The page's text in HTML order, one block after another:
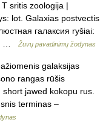
sritis zoologija |
lot. Galaxias postvectis
галаксия ryšiai:
…
Žuvų pavadinimų žodynas
galaksijas
rangas rūšis
jawed kokopu rus.
terminas –